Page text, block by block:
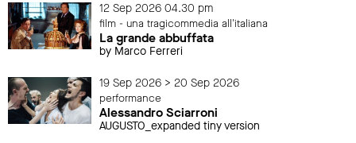
12 Sep 2026 04.30 pm
film - una tragicommedia all'italiana
La grande abbuffata
by Marco Ferreri
19 Sep 2026 > 20 Sep 2026
performance
Alessandro Sciarroni
AUGUSTO_expanded tiny version